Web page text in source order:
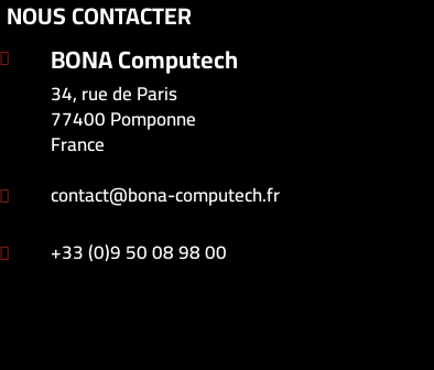
NOUS CONTACTER
 BONA Computech
34, rue de Paris
77400 Pomponne
France
 contact@bona-computech.fr
 +33 (0)9 50 08 98 00